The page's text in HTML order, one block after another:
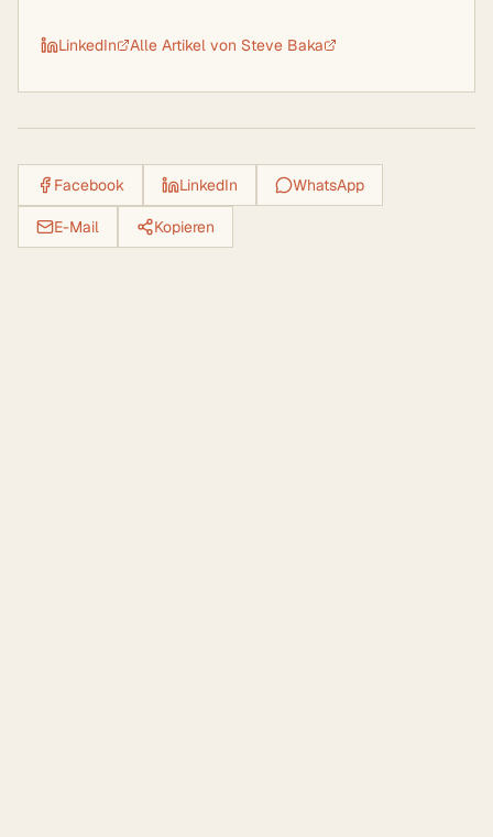
LinkedIn Alle Artikel von Steve Baka
Facebook LinkedIn WhatsApp
E-Mail Kopieren